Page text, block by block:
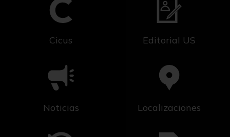
Cicus Editorial US
Noticias Localizaciones